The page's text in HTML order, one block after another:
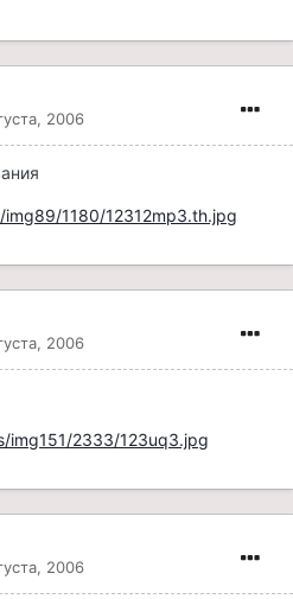
2006
1180/12312mp3.th.jpg
2006
img151/2333/123uq3.jpg
2006